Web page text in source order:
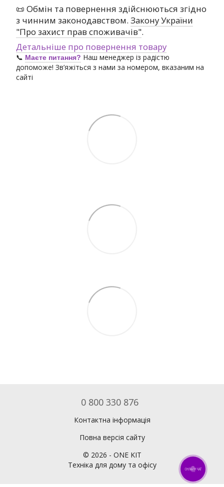
📜 Обмін та повернення здійснюються згідно
з чинним законодавством. Закону України
"Про захист прав споживачів".
Детальніше про повернення товару
📞 Маєте питання? Наш менеджер із радістю
допоможе! Зв’яжіться з нами за номером, вказаним на
сайті
0 800 330 876
Контактна інформація
Повна версія сайту
© 2026 - ONE KIT
Техніка для дому та офісу
ОНЛАЙН ЧАТ